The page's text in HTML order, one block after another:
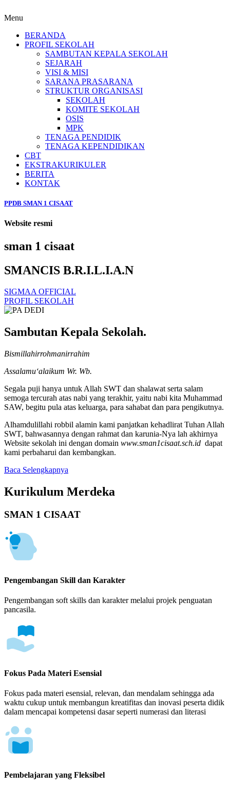
Menu
BERANDA
PROFIL SEKOLAH
SAMBUTAN KEPALA SEKOLAH
SEJARAH
VISI & MISI
SARANA PRASARANA
STRUKTUR ORGANISASI
SEKOLAH
KOMITE SEKOLAH
OSIS
MPK
TENAGA PENDIDIK
TENAGA KEPENDIDIKAN
CBT
EKSTRAKURIKULER
BERITA
KONTAK
PPDB SMAN 1 CISAAT
Website resmi
sman 1 cisaat
SMANCIS B.R.I.L.I.A.N
SIGMAA OFFICIAL
PROFIL SEKOLAH
Sambutan Kepala Sekolah.
Bismillahirrohmanirrahim
Assalamu‘alaikum Wr. Wb.
Segala puji hanya untuk Allah SWT dan shalawat serta salam
semoga tercurah atas nabi yang terakhir, yaitu nabi kita Muhammad
SAW, begitu pula atas keluarga, para sahabat dan para pengikutnya.
Alhamdulillahi robbil alamin kami panjatkan kehadlirat Tuhan Allah
SWT, bahwasannya dengan rahmat dan karunia-Nya lah akhirnya
Website sekolah ini dengan domain www.sman1cisaat.sch.id dapat
kami perbaharui dan kembangkan.
Baca Selengkapnya
Kurikulum Merdeka
SMAN 1 CISAAT
Pengembangan Skill dan Karakter
Pengembangan soft skills dan karakter melalui projek penguatan
pancasila.
Fokus Pada Materi Esensial
Fokus pada materi esensial, relevan, dan mendalam sehingga ada
waktu cukup untuk membangun kreatifitas dan inovasi peserta didik
dalam mencapai kompetensi dasar seperti numerasi dan literasi
Pembelajaran yang Fleksibel